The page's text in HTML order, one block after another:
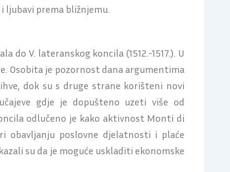
i ljubavi prema bližnjemu.
do V. lateranskog koncila (1512.-1517.). U
Osobita je pozornost dana argumentima
dok su s druge strane korišteni novi
gdje je dopušteno uzeti više od
odlučeno je kako aktivnost Monti di
obavljanju poslovne djelatnosti i plaće
su da je moguće uskladiti ekonomske